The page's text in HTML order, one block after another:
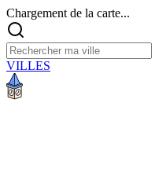
Chargement de la carte...
VILLES